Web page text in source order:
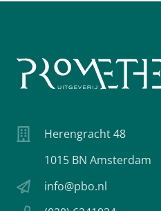
Herengracht 48
1015 BN Amsterdam
info@pbo.nl